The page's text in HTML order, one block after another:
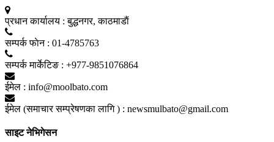
प्रधान कार्यालय : बुद्धनगर, काठमाडाैं
सम्पर्क फाेन : 01-4785763
सम्पर्क मार्केटिङ : +977-9851076864
ईमेल : info@moolbato.com
ईमेल (समाचार सम्प्रेषणका लागि ) : newsmulbato@gmail.com
साइट नेभिगेसन